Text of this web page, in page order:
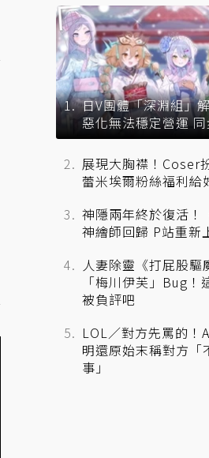
日V團體「深淵組」
惡化無法穩定營運
來去向
展現大胸襟！Coser
蕾米埃爾粉絲福利給
神隱兩年終於復活！
神繪師回歸 P站重新
人妻除靈《打屁股驅
「梅川伊芙」Bug！
被負評吧
LOL／對方先罵的！
明還原始末稱對方「
事」